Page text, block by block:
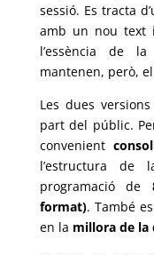
sessió. Es tracta
amb un nou text
l’essència de
mantenen, però,
Les dues
part del públic.
convenient
l’estructura de
programació de
format). També
en la millora de la